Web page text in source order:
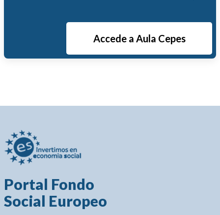
Accede a Aula Cepes
Portal Fondo
Social Europeo